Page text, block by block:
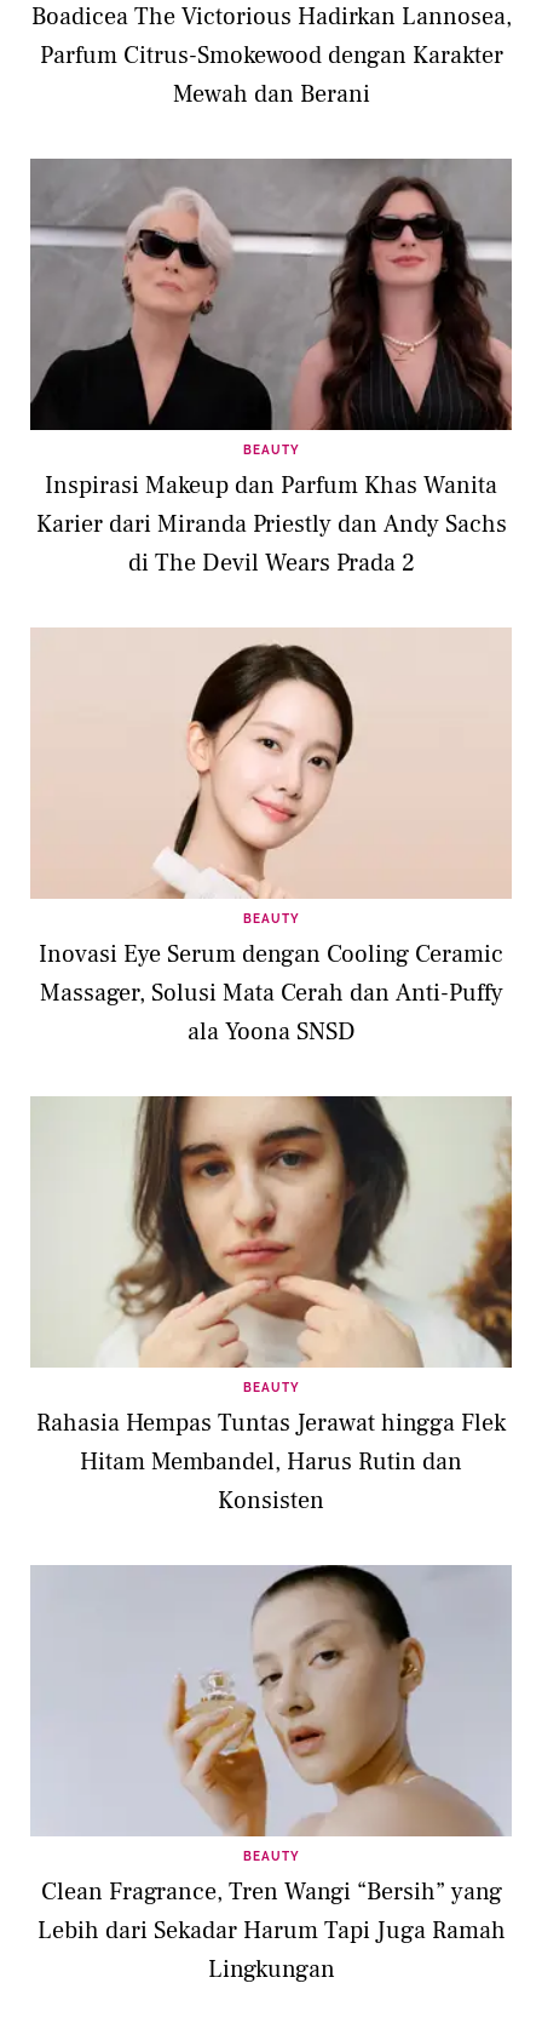
Boadicea The Victorious Hadirkan Lannosea,
Parfum Citrus-Smokewood dengan Karakter
Mewah dan Berani
BEAUTY
Inspirasi Makeup dan Parfum Khas Wanita
Karier dari Miranda Priestly dan Andy Sachs
di The Devil Wears Prada 2
BEAUTY
Inovasi Eye Serum dengan Cooling Ceramic
Massager, Solusi Mata Cerah dan Anti-Puffy
ala Yoona SNSD
BEAUTY
Rahasia Hempas Tuntas Jerawat hingga Flek
Hitam Membandel, Harus Rutin dan
Konsisten
BEAUTY
Clean Fragrance, Tren Wangi “Bersih” yang
Lebih dari Sekadar Harum Tapi Juga Ramah
Lingkungan